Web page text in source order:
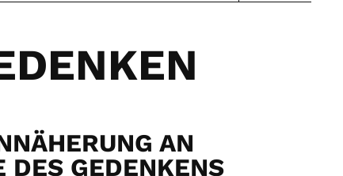
AN
DES GEDENKENS